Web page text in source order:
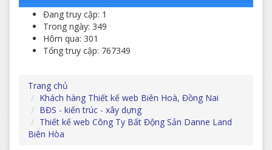
Đang truy cập: 1
Trong ngày: 349
Hôm qua: 301
Tổng truy cập: 767349
Trang chủ
Khách hàng Thiết kế web Biên Hoà, Đồng Nai
BĐS - kiến trúc - xây dựng
Thiết kế web Công Ty Bất Động Sản Danne Land
Biên Hòa